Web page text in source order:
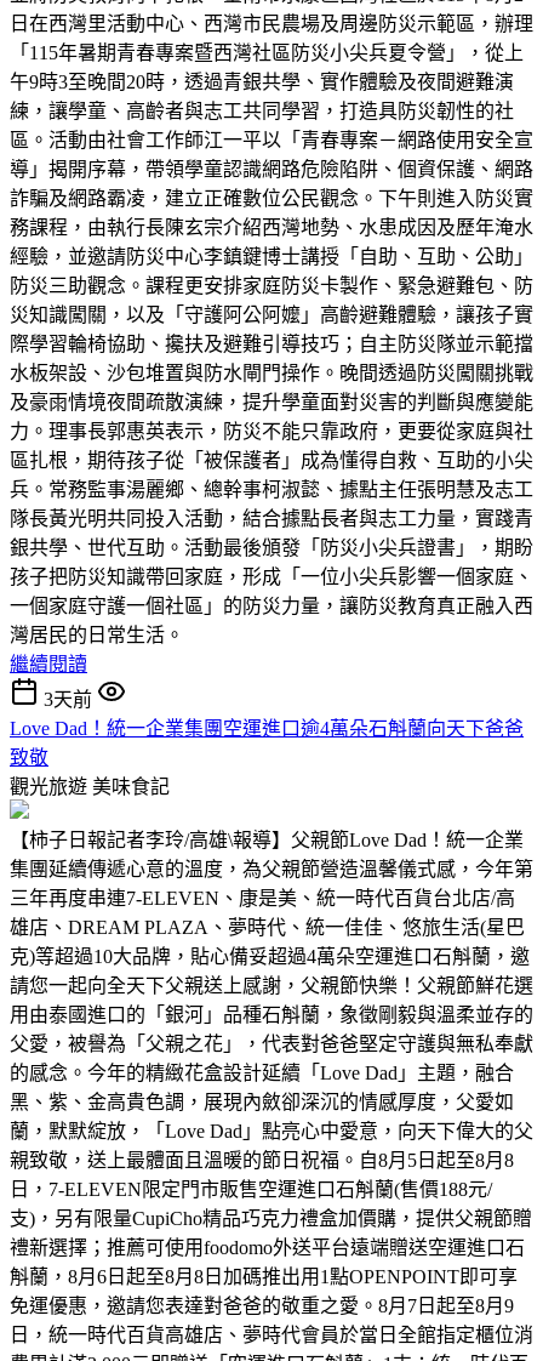
日在西灣里活動中心、西灣市民農場及周邊防災示範區，辦理
「115年暑期青春專案暨西灣社區防災小尖兵夏令營」，從上
午9時3至晚間20時，透過青銀共學、實作體驗及夜間避難演
練，讓學童、高齡者與志工共同學習，打造具防災韌性的社
區。活動由社會工作師江一平以「青春專案－網路使用安全宣
導」揭開序幕，帶領學童認識網路危險陷阱、個資保護、網路
詐騙及網路霸凌，建立正確數位公民觀念。下午則進入防災實
務課程，由執行長陳玄宗介紹西灣地勢、水患成因及歷年淹水
經驗，並邀請防災中心李鎮鍵博士講授「自助、互助、公助」
防災三助觀念。課程更安排家庭防災卡製作、緊急避難包、防
災知識闖關，以及「守護阿公阿嬤」高齡避難體驗，讓孩子實
際學習輪椅協助、攙扶及避難引導技巧；自主防災隊並示範擋
水板架設、沙包堆置與防水閘門操作。晚間透過防災闖關挑戰
及豪雨情境夜間疏散演練，提升學童面對災害的判斷與應變能
力。理事長郭惠英表示，防災不能只靠政府，更要從家庭與社
區扎根，期待孩子從「被保護者」成為懂得自救、互助的小尖
兵。常務監事湯麗鄉、總幹事柯淑懿、據點主任張明慧及志工
隊長黃光明共同投入活動，結合據點長者與志工力量，實踐青
銀共學、世代互助。活動最後頒發「防災小尖兵證書」，期盼
孩子把防災知識帶回家庭，形成「一位小尖兵影響一個家庭、
一個家庭守護一個社區」的防災力量，讓防災教育真正融入西
灣居民的日常生活。
繼續閱讀
3天前
Love Dad！統一企業集團空運進口逾4萬朵石斛蘭向天下爸爸
致敬
觀光旅遊 美味食記
【柿子日報記者李玲/高雄\報導】父親節Love Dad！統一企業
集團延續傳遞心意的溫度，為父親節營造溫馨儀式感，今年第
三年再度串連7-ELEVEN、康是美、統一時代百貨台北店/高
雄店、DREAM PLAZA、夢時代、統一佳佳、悠旅生活(星巴
克)等超過10大品牌，貼心備妥超過4萬朵空運進口石斛蘭，邀
請您一起向全天下父親送上感謝，父親節快樂！父親節鮮花選
用由泰國進口的「銀河」品種石斛蘭，象徵剛毅與溫柔並存的
父愛，被譽為「父親之花」，代表對爸爸堅定守護與無私奉獻
的感念。今年的精緻花盒設計延續「Love Dad」主題，融合
黑、紫、金高貴色調，展現內斂卻深沉的情感厚度，父愛如
蘭，默默綻放，「Love Dad」點亮心中愛意，向天下偉大的父
親致敬，送上最體面且溫暖的節日祝福。自8月5日起至8月8
日，7-ELEVEN限定門市販售空運進口石斛蘭(售價188元/
支)，另有限量CupiCho精品巧克力禮盒加價購，提供父親節贈
禮新選擇；推薦可使用foodomo外送平台遠端贈送空運進口石
斛蘭，8月6日起至8月8日加碼推出用1點OPENPOINT即可享
免運優惠，邀請您表達對爸爸的敬重之愛。8月7日起至8月9
日，統一時代百貨高雄店、夢時代會員於當日全館指定櫃位消